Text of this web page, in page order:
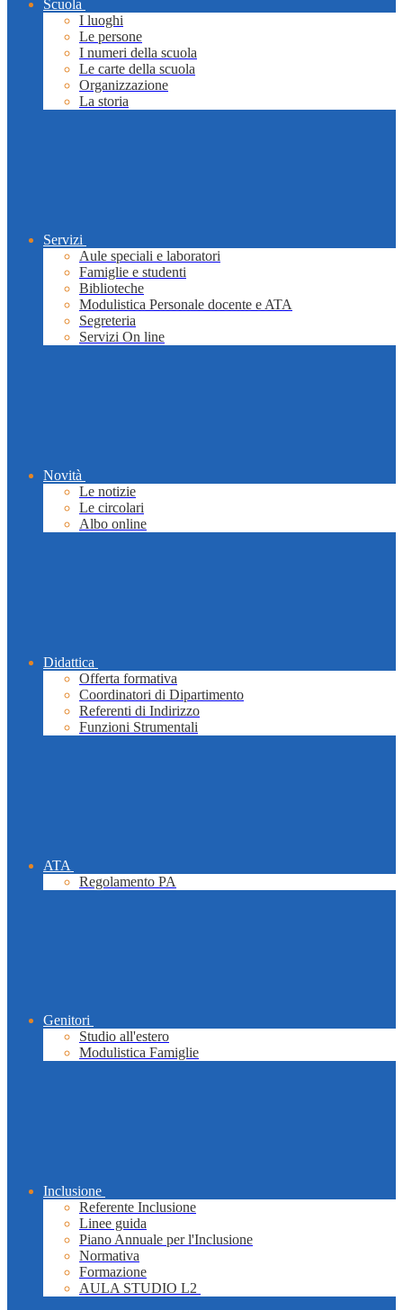
Scuola
I luoghi
Le persone
I numeri della scuola
Le carte della scuola
Organizzazione
La storia
Servizi
Aule speciali e laboratori
Famiglie e studenti
Biblioteche
Modulistica Personale docente e ATA
Segreteria
Servizi On line
Novità
Le notizie
Le circolari
Albo online
Didattica
Offerta formativa
Coordinatori di Dipartimento
Referenti di Indirizzo
Funzioni Strumentali
ATA
Regolamento PA
Genitori
Studio all'estero
Modulistica Famiglie
Inclusione
Referente Inclusione
Linee guida
Piano Annuale per l'Inclusione
Normativa
Formazione
AULA STUDIO L2